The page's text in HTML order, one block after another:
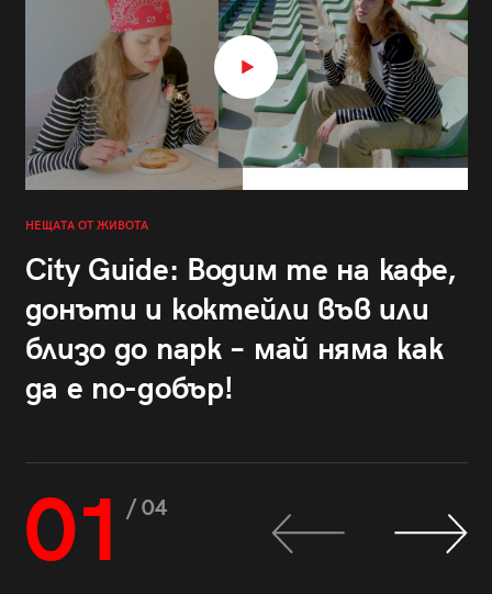
НЕЩАТА ОТ ЖИВОТА
City Guide: Водим те на кафе,
донъти и коктейли във или
близо до парк – май няма как
да е по-добър!
01 / 04